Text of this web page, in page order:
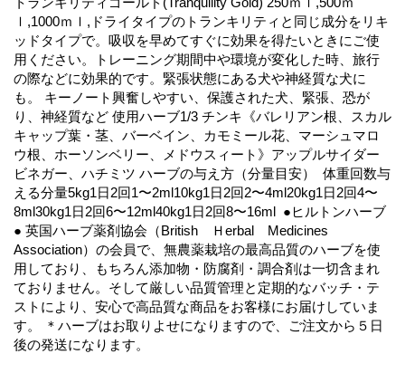
ｌ,1000ｍｌ,ドライタイプのトランキリティと同じ成分をリキ
ッドタイプで。吸収を早めてすぐに効果を得たいときにご使
用ください。トレーニング期間中や環境が変化した時、旅行
の際などに効果的です。緊張状態にある犬や神経質な犬に
も。 キーノート興奮しやすい、保護された犬、緊張、恐が
り、神経質など 使用ハーブ1/3 チンキ《バレリアン根、スカル
キャップ葉・茎、バーベイン、カモミール花、マーシュマロ
ウ根、ホーソンベリー、メドウスィート》アップルサイダー
ビネガー、ハチミツ ハーブの与え方（分量目安） 体重回数与
える分量5kg1日2回1〜2ml10kg1日2回2〜4ml20kg1日2回4〜
8ml30kg1日2回6〜12ml40kg1日2回8〜16ml ●ヒルトンハーブ
● 英国ハーブ薬剤協会（British Ｈerbal Medicines
Association）の会員で、無農薬栽培の最高品質のハーブを使
用しており、もちろん添加物・防腐剤・調合剤は一切含まれ
ておりません。そして厳しい品質管理と定期的なバッチ・テ
ストにより、安心で高品質な商品をお客様にお届けしていま
す。 ＊ハーブはお取りよせになりますので、ご注文から５日
後の発送になります。